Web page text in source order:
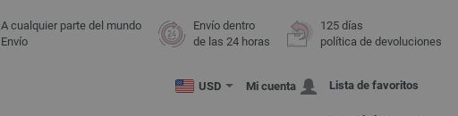
A cualquier parte del mundo
Envío
Envío dentro
de las 24 horas
125 días
política de devoluciones
USD Mi cuenta Lista de favoritos